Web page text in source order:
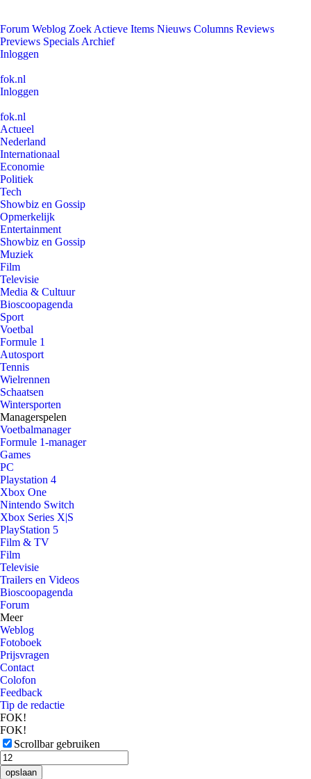
Forum Weblog Zoek Actieve Items Nieuws Columns Reviews
Previews Specials Archief
Inloggen
fok.nl
Inloggen
fok.nl
Actueel
Nederland
Internationaal
Economie
Politiek
Tech
Showbiz en Gossip
Opmerkelijk
Entertainment
Showbiz en Gossip
Muziek
Film
Televisie
Media & Cultuur
Bioscoopagenda
Sport
Voetbal
Formule 1
Autosport
Tennis
Wielrennen
Schaatsen
Wintersporten
Managerspelen
Voetbalmanager
Formule 1-manager
Games
PC
Playstation 4
Xbox One
Nintendo Switch
Xbox Series X|S
PlayStation 5
Film & TV
Film
Televisie
Trailers en Videos
Bioscoopagenda
Forum
Meer
Weblog
Fotoboek
Prijsvragen
Contact
Colofon
Feedback
Tip de redactie
FOK!
FOK!
Scrollbar gebruiken
opslaan